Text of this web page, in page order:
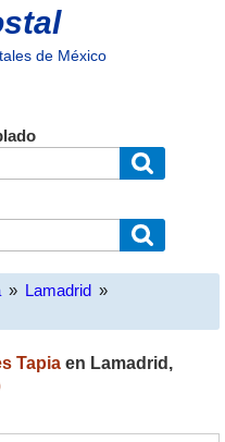
de México
» Lamadrid »
Tapia en Lamadrid ,